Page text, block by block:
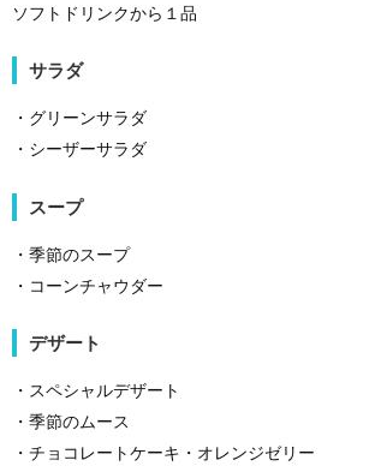
ソフトドリンクから１品
サラダ
・グリーンサラダ
・シーザーサラダ
スープ
・季節のスープ
・コーンチャウダー
デザート
・スペシャルデザート
・季節のムース
・チョコレートケーキ・オレンジゼリー